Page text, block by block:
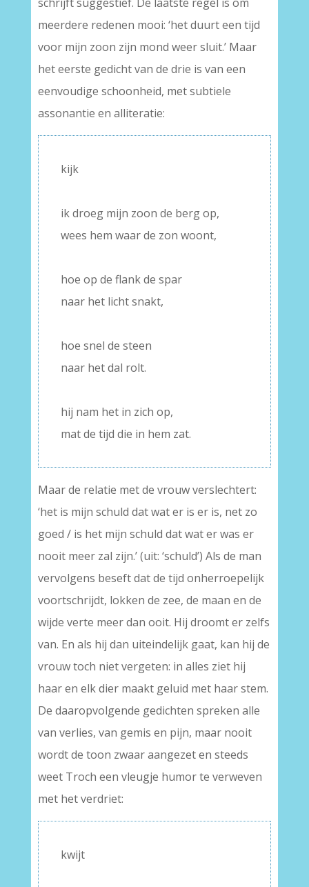
meerdere redenen mooi: ‘het duurt een tijd
voor mijn zoon zijn mond weer sluit.’ Maar
het eerste gedicht van de drie is van een
eenvoudige schoonheid, met subtiele
assonantie en alliteratie:
kijk
ik droeg mijn zoon de berg op,
wees hem waar de zon woont,
hoe op de flank de spar
naar het licht snakt,
hoe snel de steen
naar het dal rolt.
hij nam het in zich op,
mat de tijd die in hem zat.
Maar de relatie met de vrouw verslechtert:
‘het is mijn schuld dat wat er is er is, net zo
goed / is het mijn schuld dat wat er was er
nooit meer zal zijn.’ (uit: ‘schuld’) Als de man
vervolgens beseft dat de tijd onherroepelijk
voortschrijdt, lokken de zee, de maan en de
wijde verte meer dan ooit. Hij droomt er zelfs
van. En als hij dan uiteindelijk gaat, kan hij de
vrouw toch niet vergeten: in alles ziet hij
haar en elk dier maakt geluid met haar stem.
De daaropvolgende gedichten spreken alle
van verlies, van gemis en pijn, maar nooit
wordt de toon zwaar aangezet en steeds
weet Troch een vleugje humor te verweven
met het verdriet:
kwijt